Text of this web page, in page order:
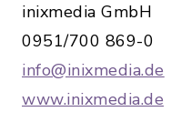
inixmedia GmbH
0951/700 869-0
info@inixmedia.de
www.inixmedia.de